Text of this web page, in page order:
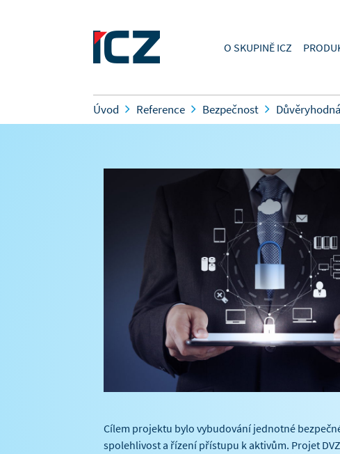
O SKUPINĚ ICZ
Úvod Reference Bezpečnost
Cílem projektu bylo vybudování jednotné
spolehlivost a řízení přístupu k aktivům. Projet